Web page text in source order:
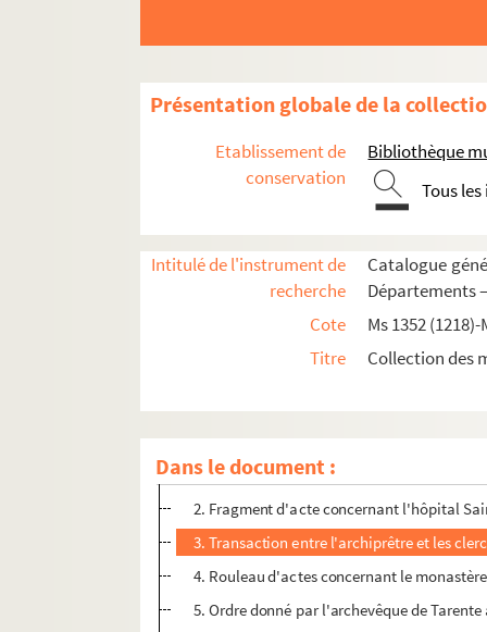
Présentation globale de la
Etablissement de
conservation
Bibliothèque
Tous
Intitulé de l'instrument de
recherche
Catalogue
Départements
Cote
Ms 1352
Titre
Collection des
Dans le document :
Ms 1416 (1281). Recueil de pièces
Ms 1418 (1283). Recueil de pièces
Ms 1419 (1284). Recueil de pièces,
Ms 1420 (1285). Recueil de pièces,
Ms 1421 (1286). Recueil d'actes notariés et
Ms 1422 (1287). Recueil de correspondances,
Ms 1423 (1288). Recueil des pièces
Ms 1424 (1289). Recueil de pièces
Ms 1426 (1291). Recueil de pièces, originales
1. Sentence prononcée par Luca de
2. Fragment d'acte concernant l'hôpital
3. Transaction entre l'archiprêtre et les
4. Rouleau d'actes concernant le
5. Ordre donné par l'archevêque de